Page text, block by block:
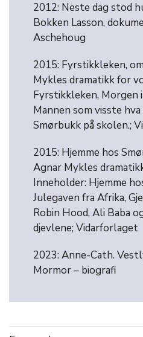
2012: Neste dag stod
Bokken Lasson,
Aschehoug
2015: Fyrstikkleken,
Mykles dramatikk for
Fyrstikkleken, Morgen
Mannen som visste
Smørbukk på skolen.;
2015: Hjemme hos
Agnar Mykles
Inneholder: Hjemme
Julegaven fra Afrika,
Robin Hood, Ali Baba
djevlene; Vidarforlaget
2023: Anne-Cath.
Mormor – biografi